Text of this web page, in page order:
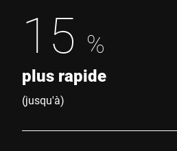
15 %
plus rapide
(jusqu'à)